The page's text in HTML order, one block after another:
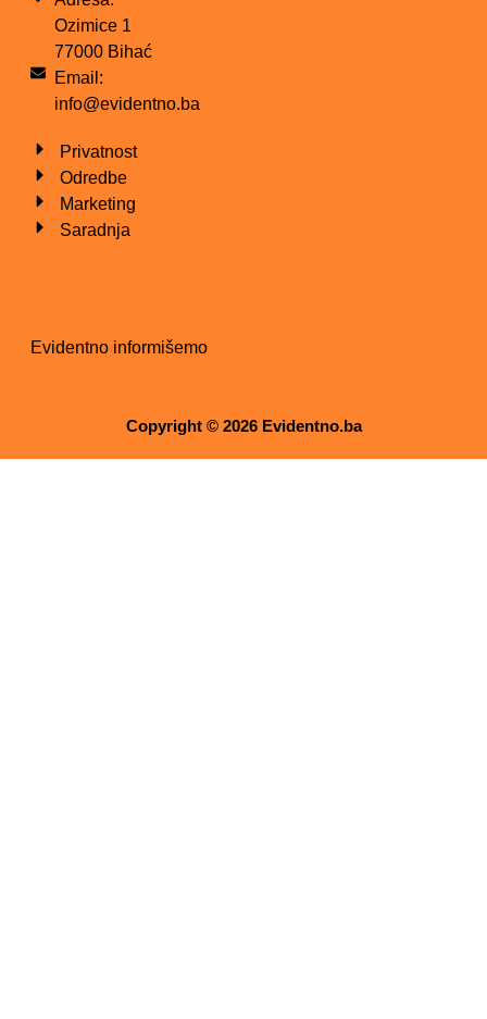
Ozimice 1
77000 Bihać
Email:
info@evidentno.ba
Privatnost
Odredbe
Marketing
Saradnja
Evidentno informišemo
Copyright © 2026 Evidentno.ba